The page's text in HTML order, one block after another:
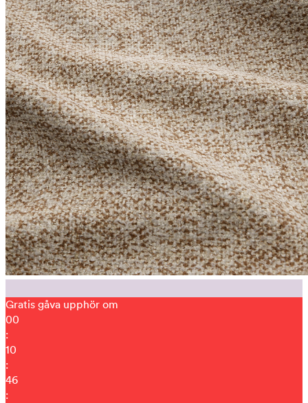
Gratis gåva upphör om
00
:
10
:
46
: